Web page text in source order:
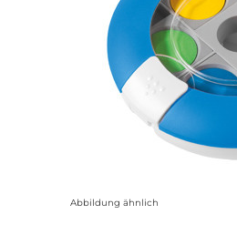
Abbildung ähnlich